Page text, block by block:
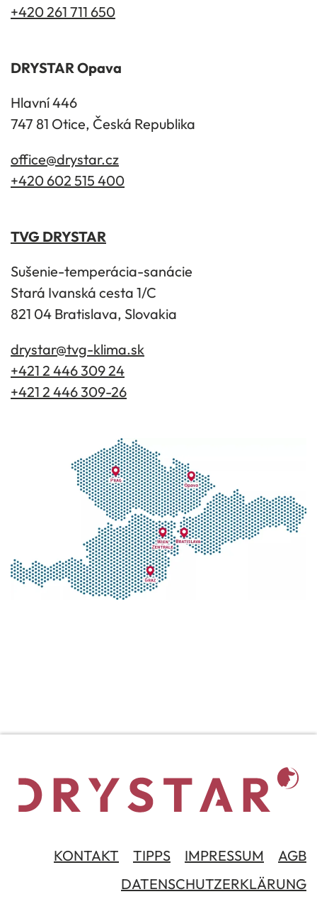
+420 261 711 650
DRYSTAR Opava
Hlavní 446
747 81 Otice, Česká Republika
office@drystar.cz
+420 602 515 400
TVG DRYSTAR
Sušenie-temperácia-sanácie
Stará Ivanská cesta 1/C
821 04 Bratislava, Slovakia
drystar@tvg-klima.sk
+421 2 446 309 24
+421 2 446 309-26
KONTAKT TIPPS IMPRESSUM
AGB
DATENSCHUTZERKLÄRUNG